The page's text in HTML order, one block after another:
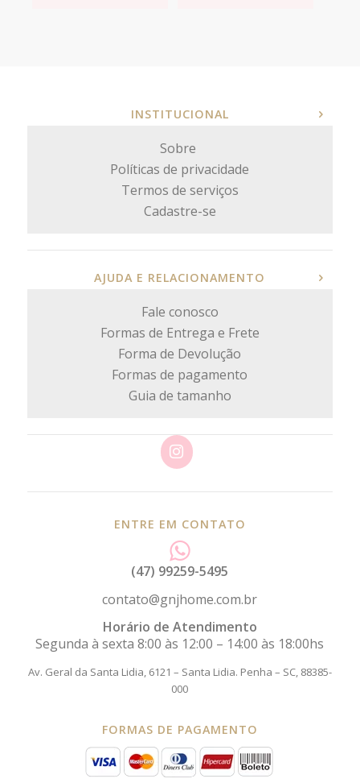
INSTITUCIONAL
Sobre
Políticas de privacidade
Termos de serviços
Cadastre-se
AJUDA E RELACIONAMENTO
Fale conosco
Formas de Entrega e Frete
Forma de Devolução
Formas de pagamento
Guia de tamanho
ENTRE EM CONTATO
(47) 99259-5495
contato@gnjhome.com.br
Horário de Atendimento
Segunda à sexta 8:00 às 12:00 – 14:00 às 18:00hs
Av. Geral da Santa Lidia, 6121 – Santa Lidia. Penha – SC, 88385-
000
FORMAS DE PAGAMENTO